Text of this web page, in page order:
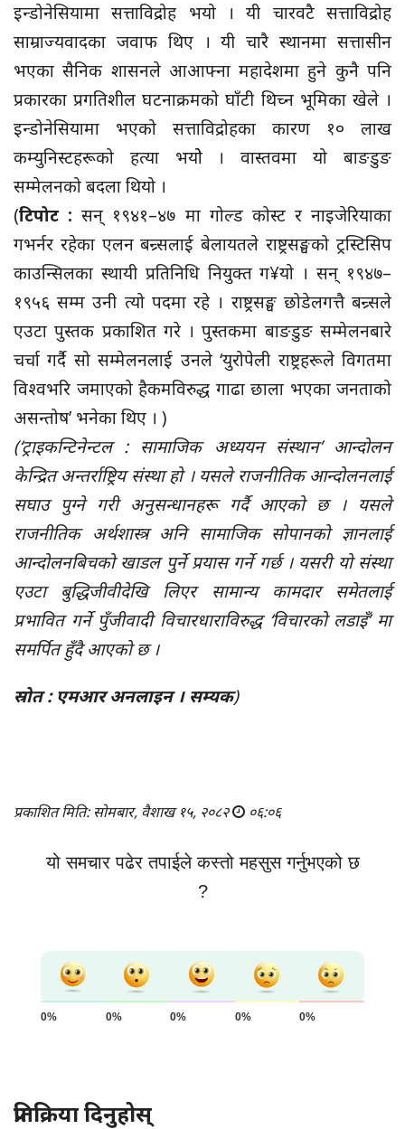
इन्डोनेसियामा सत्ताविद्रोह भयो । यी चारवटै सत्ताविद्रोह
साम्राज्यवादका जवाफ थिए । यी चारै स्थानमा सत्तासीन
भएका सैनिक शासनले आआफ्ना महादेशमा हुने कुनै पनि
प्रकारका प्रगतिशील घटनाक्रमको घाँटी थिच्न भूमिका खेले ।
इन्डोनेसियामा भएको सत्ताविद्रोहका कारण १० लाख
कम्युनिस्टहरूको हत्या भयोे । वास्तवमा यो बाङडुङ
सम्मेलनको बदला थियो ।
(टिपोट : सन् १९४१–४७ मा गोल्ड कोस्ट र नाइजेरियाका
गभर्नर रहेका एलन बन्र्सलाई बेलायतले राष्ट्रसङ्घको ट्रस्टिसिप
काउन्सिलका स्थायी प्रतिनिधि नियुक्त ग¥यो । सन् १९४७–
१९५६ सम्म उनी त्यो पदमा रहे । राष्ट्रसङ्घ छोडेलगत्तै बन्र्सले
एउटा पुस्तक प्रकाशित गरे । पुस्तकमा बाङडुङ सम्मेलनबारे
चर्चा गर्दै सो सम्मेलनलाई उनले ‘युरोपेली राष्ट्रहरूले विगतमा
विश्वभरि जमाएको हैकमविरुद्ध गाढा छाला भएका जनताको
असन्तोष’ भनेका थिए । )
(‘ट्राइकन्टिनेन्टल : सामाजिक अध्ययन संस्थान’ आन्दोलन
केन्द्रित अन्तर्राष्ट्रिय संस्था हो । यसले राजनीतिक आन्दोलनलाई
सघाउ पुग्ने गरी अनुसन्धानहरू गर्दै आएको छ । यसले
राजनीतिक अर्थशास्त्र अनि सामाजिक सोपानको ज्ञानलाई
आन्दोलनबिचको खाडल पुर्ने प्रयास गर्ने गर्छ । यसरी यो संस्था
एउटा बुद्धिजीवीदेखि लिएर सामान्य कामदार समेतलाई
प्रभावित गर्ने पुँजीवादी विचारधाराविरुद्ध ‘विचारको लडाइँ’ मा
समर्पित हुँदै आएको छ ।
स्रोत : एमआर अनलाइन । सम्यक)
प्रकाशित मिति: सोमबार, वैशाख १५, २०८२ ०६:०६
यो समचार पढेर तपाईले कस्तो महसुस गर्नुभएको छ
?
0% 0% 0% 0% 0%
प्रतिक्रिया दिनुहोस्